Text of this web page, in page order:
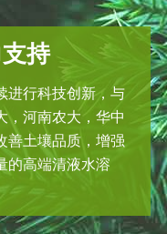
持
进行科技创新，与
，河南农大，华中
善土壤品质，增强
的高端清液水溶